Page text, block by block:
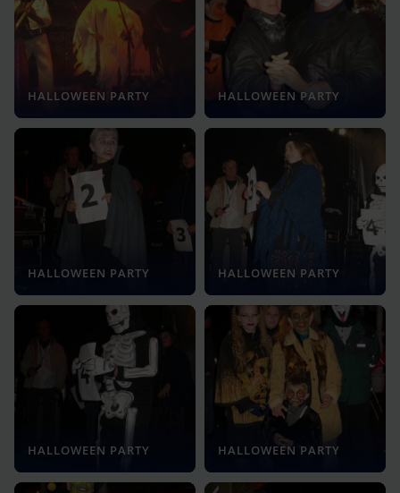
HALLOWEEN PARTY HALLOWEEN PARTY
HALLOWEEN PARTY HALLOWEEN PARTY
HALLOWEEN PARTY HALLOWEEN PARTY